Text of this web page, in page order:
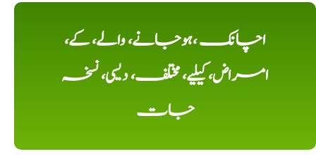
اچانک ،ہوجانے، والے، کے،
امراض، کیلیے، مختلف، دیسی، نسخہ
جات